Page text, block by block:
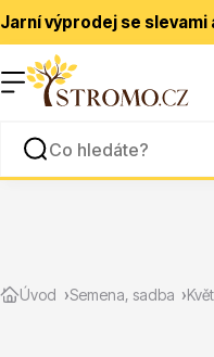
Jarní výprodej se slevami
Rady a tipy
Úvod Semena, sadba